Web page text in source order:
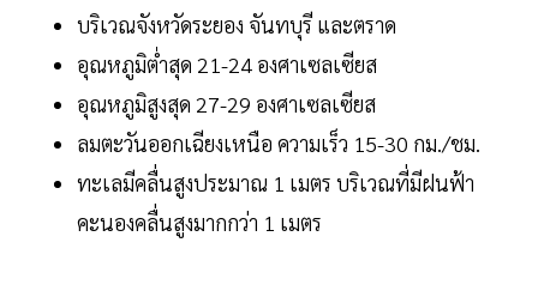
บริเวณจังหวัดระยอง จันทบุรี และตราด
อุณหภูมิต่ำสุด 21-24 องศาเซลเซียส
อุณหภูมิสูงสุด 27-29 องศาเซลเซียส
ลมตะวันออกเฉียงเหนือ ความเร็ว 15-30 กม./ชม.
ทะเลมีคลื่นสูงประมาณ 1 เมตร บริเวณที่มีฝนฟ้า
คะนองคลื่นสูงมากกว่า 1 เมตร